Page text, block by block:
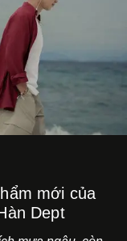
mới của
Dept